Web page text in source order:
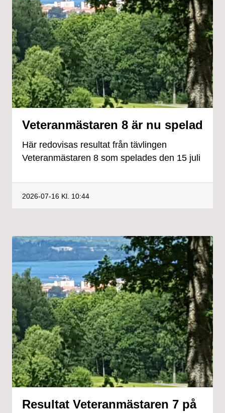
Veteranmästaren 8 är nu spelad
Här redovisas resultat från tävlingen
Veteranmästaren 8 som spelades den 15 juli
2026-07-16 Kl. 10:44
Resultat Veteranmästaren 7 på